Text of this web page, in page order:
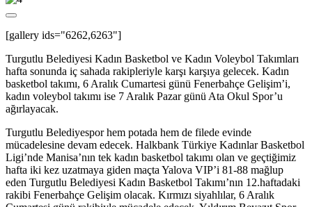
[gallery ids="6262,6263"]
Turgutlu Belediyesi Kadın Basketbol ve Kadın Voleybol Takımları
hafta sonunda iç sahada rakipleriyle karşı karşıya gelecek. Kadın
basketbol takımı, 6 Aralık Cumartesi günü Fenerbahçe Gelişim’i,
kadın voleybol takımı ise 7 Aralık Pazar günü Ata Okul Spor’u
ağırlayacak.
Turgutlu Belediyespor hem potada hem de filede evinde
mücadelesine devam edecek. Halkbank Türkiye Kadınlar Basketbol
Ligi’nde Manisa’nın tek kadın basketbol takımı olan ve geçtiğimiz
hafta iki kez uzatmaya giden maçta Yalova VIP’i 81-88 mağlup
eden Turgutlu Belediyesi Kadın Basketbol Takımı’nın 12.haftadaki
rakibi Fenerbahçe Gelişim olacak. Kırmızı siyahlılar, 6 Aralık